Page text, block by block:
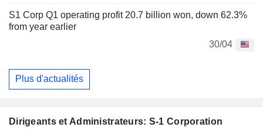
S1 Corp Q1 operating profit 20.7 billion won, down 62.3%
from year earlier
30/04
Plus d'actualités
Dirigeants et Administrateurs: S-1 Corporation